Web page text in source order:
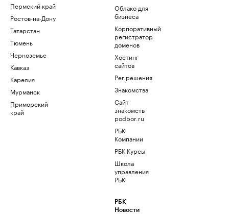
Пермский край
Ростов-на-Дону
Татарстан
Тюмень
Черноземье
Кавказ
Карелия
Мурманск
Приморский
край
Облако для
бизнеса
Корпоративный
регистратор
доменов
Хостинг
сайтов
Рег.решения
Знакомства
Сайт
знакомств
podbor.ru
РБК
Компании
РБК Курсы
Школа
управления
РБК
РБК
Новости